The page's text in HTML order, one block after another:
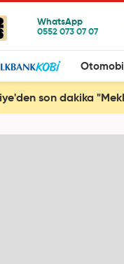
Otomobil
son dakika